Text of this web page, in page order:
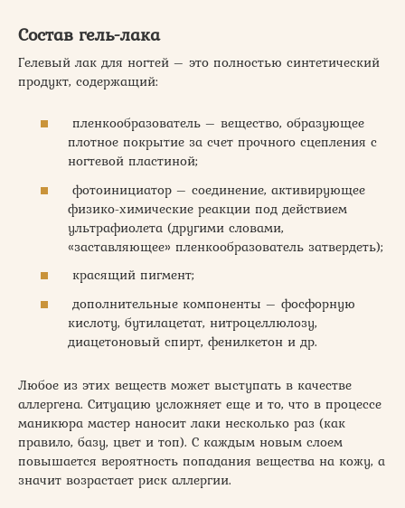
Состав гель-лака
Гелевый лак для ногтей – это полностью синтетический
продукт, содержащий:
пленкообразователь – вещество, образующее
плотное покрытие за счет прочного сцепления с
ногтевой пластиной;
фотоинициатор – соединение, активирующее
физико-химические реакции под действием
ультрафиолета (другими словами,
«заставляющее» пленкообразователь затвердеть);
красящий пигмент;
дополнительные компоненты – фосфорную
кислоту, бутилацетат, нитроцеллюлозу,
диацетоновый спирт, фенилкетон и др.
Любое из этих веществ может выступать в качестве
аллергена. Ситуацию усложняет еще и то, что в процессе
маникюра мастер наносит лаки несколько раз (как
правило, базу, цвет и топ). С каждым новым слоем
повышается вероятность попадания вещества на кожу, а
значит возрастает риск аллергии.